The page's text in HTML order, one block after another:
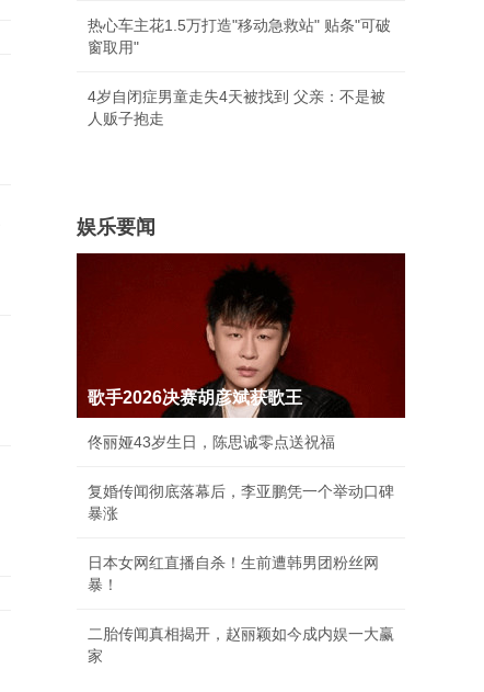
热心车主花1.5万打造"移动急救站" 贴条"可破
窗取用"
4岁自闭症男童走失4天被找到 父亲：不是被
人贩子抱走
娱乐要闻
歌手2026决赛胡彦斌获歌王
佟丽娅43岁生日，陈思诚零点送祝福
复婚传闻彻底落幕后，李亚鹏凭一个举动口碑
暴涨
日本女网红直播自杀！生前遭韩男团粉丝网
暴！
二胎传闻真相揭开，赵丽颖如今成内娱一大赢
家